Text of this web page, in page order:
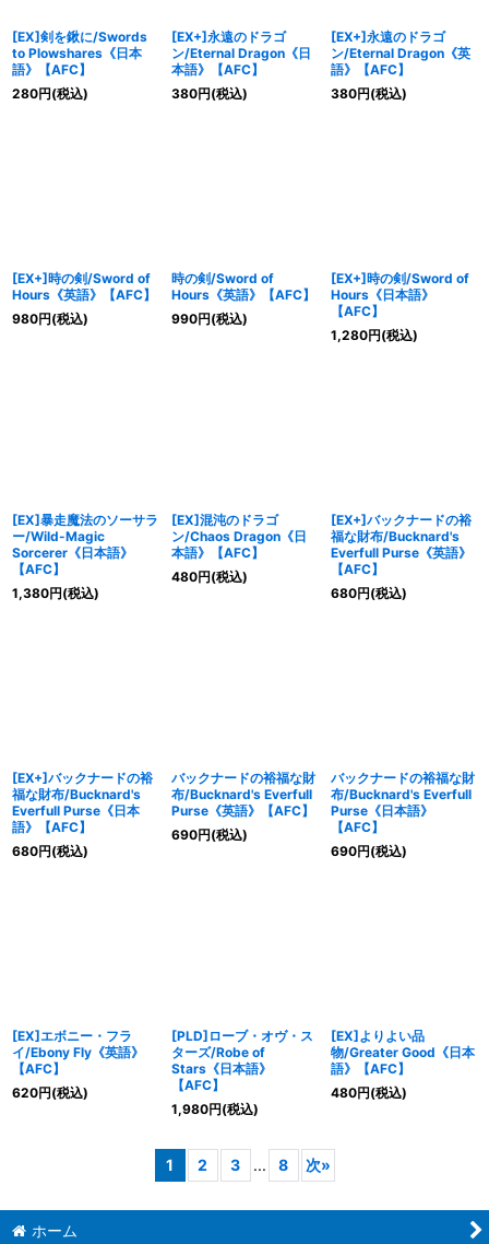
[EX]剣を鍬に/Swords
to Plowshares《日本
語》【AFC】
280円(税込)
[EX+]永遠のドラゴ
ン/Eternal Dragon《日
本語》【AFC】
380円(税込)
[EX+]永遠のドラゴ
ン/Eternal Dragon《英
語》【AFC】
380円(税込)
[EX+]時の剣/Sword of
Hours《英語》【AFC】
980円(税込)
時の剣/Sword of
Hours《英語》【AFC】
990円(税込)
[EX+]時の剣/Sword of
Hours《日本語》
【AFC】
1,280円(税込)
[EX]暴走魔法のソーサラ
ー/Wild-Magic
Sorcerer《日本語》
【AFC】
1,380円(税込)
[EX]混沌のドラゴ
ン/Chaos Dragon《日
本語》【AFC】
480円(税込)
[EX+]バックナードの裕
福な財布/Bucknard's
Everfull Purse《英語》
【AFC】
680円(税込)
[EX+]バックナードの裕
福な財布/Bucknard's
Everfull Purse《日本
語》【AFC】
680円(税込)
バックナードの裕福な財
布/Bucknard's Everfull
Purse《英語》【AFC】
690円(税込)
バックナードの裕福な財
布/Bucknard's Everfull
Purse《日本語》
【AFC】
690円(税込)
[EX]エボニー・フラ
イ/Ebony Fly《英語》
【AFC】
620円(税込)
[PLD]ローブ・オヴ・ス
ターズ/Robe of
Stars《日本語》
【AFC】
1,980円(税込)
[EX]よりよい品
物/Greater Good《日本
語》【AFC】
480円(税込)
1 2 3 ... 8 次»
ホーム